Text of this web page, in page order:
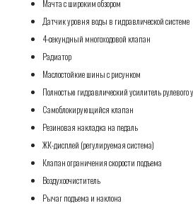
Мачта с широким обзором
Датчик уровня воды в гидравлической системе
4-секундный многоходовой клапан
Радиатор
Маслостойкие шины с рисунком
Полностью гидравлический усилитель
Самоблокирующийся клапан
Резиновая накладка на педаль
ЖК-дисплей (регулируемая система)
Клапан ограничения скорости подъема
Воздухоочиститель
Рычаг подъема и наклона